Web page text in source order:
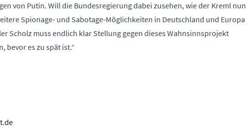
von Putin. Will die Bundesregierung dabei zusehen, wie der Kreml nun
Spionage- und Sabotage-Möglichkeiten in Deutschland und Europa
Scholz muss endlich klar Stellung gegen dieses Wahnsinnsprojekt
bevor es zu spät ist.“